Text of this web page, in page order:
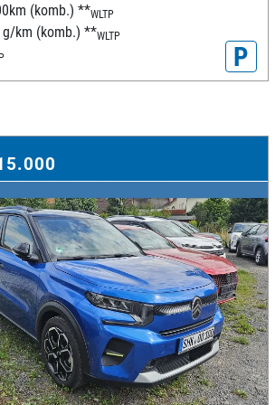
(komb.) **WLTP
g/km (komb.) **WLTP
P